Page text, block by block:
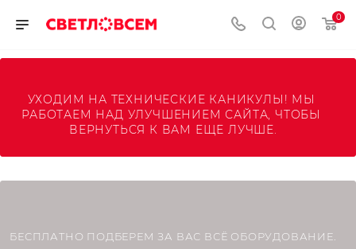
0
УХОДИМ НА ТЕХНИЧЕСКИЕ КАНИКУЛЫ! МЫ
РАБОТАЕМ НАД УЛУЧШЕНИЕМ САЙТА, ЧТОБЫ
ВЕРНУТЬСЯ К ВАМ ЕЩЕ ЛУЧШЕ.
БЕСПЛАТНО ПОДБЕРЕМ ЗА ВАС ВСЁ ОБОРУДОВАНИЕ.